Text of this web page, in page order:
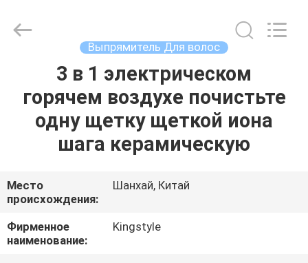
ПРОДУКТЫ
НАС
ПУТЕШЕСТВИЕ
ФАБРИКИ
Выпрямитель Для волос
3 в 1 электрическом
горячем воздухе почистьте
одну щетку щеткой иона
шага керамическую
Место
происхождения:
Шанхай, Китай
Фирменное
наименование:
Kingstyle